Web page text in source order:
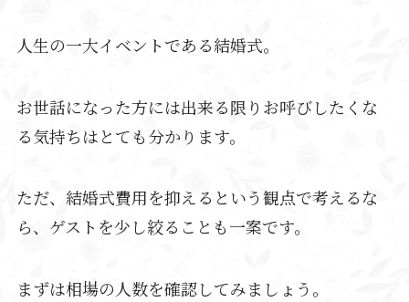
人生の一大イベントである結婚式。
お世話になった方には出来る限りお呼びしたくな
る気持ちはとても分かります。
ただ、結婚式費用を抑えるという観点で考えるな
ら、ゲストを少し絞ることも一案です。
まずは相場の人数を確認してみましょう。